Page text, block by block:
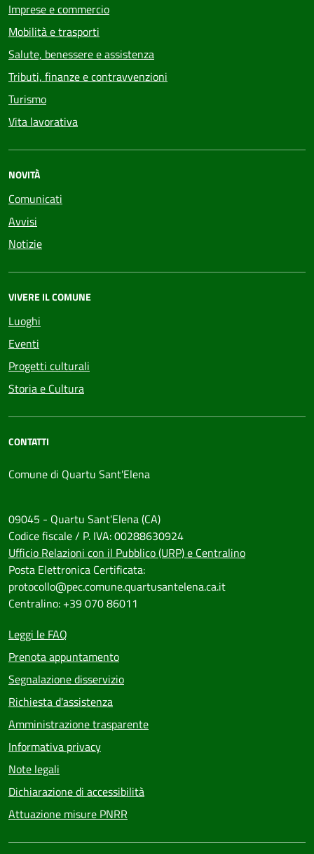
Imprese e commercio
Mobilità e trasporti
Salute, benessere e assistenza
Tributi, finanze e contravvenzioni
Turismo
Vita lavorativa
NOVITÀ
Comunicati
Avvisi
Notizie
VIVERE IL COMUNE
Luoghi
Eventi
Progetti culturali
Storia e Cultura
CONTATTI
Comune di Quartu Sant'Elena
09045 - Quartu Sant'Elena (CA)
Codice fiscale / P. IVA: 00288630924
Ufficio Relazioni con il Pubblico (URP) e Centralino
Posta Elettronica Certificata:
protocollo@pec.comune.quartusantelena.ca.it
Centralino: +39 070 86011
Leggi le FAQ
Prenota appuntamento
Segnalazione disservizio
Richiesta d'assistenza
Amministrazione trasparente
Informativa privacy
Note legali
Dichiarazione di accessibilità
Attuazione misure PNRR